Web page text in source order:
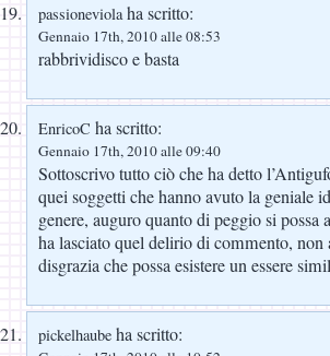
passioneviolaha scritto:
Gennaio 17th, 2010 alle 08:53
rabbrividisco e basta
EnricoC ha scritto:
Gennaio 17th, 2010 alle 09:40
Sottoscrivo tutto ciò che ha detto
quei soggetti che hanno avuto la geniale
genere, auguro quanto di peggio si possa
ha lasciato quel delirio di commento, non
disgrazia che possa esistere un essere
pickelhaube ha scritto: